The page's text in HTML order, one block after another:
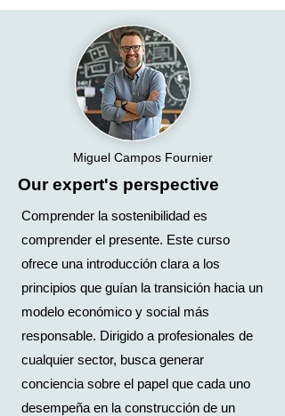
Miguel Campos Fournier
Our expert's perspective
Comprender la sostenibilidad es
comprender el presente. Este curso
ofrece una introducción clara a los
principios que guían la transición hacia un
modelo económico y social más
responsable. Dirigido a profesionales de
cualquier sector, busca generar
conciencia sobre el papel que cada uno
desempeña en la construcción de un